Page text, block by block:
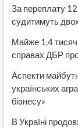
За переплату 12
судитимуть
Майже 1,4 тисяч
справах ДБР
Аспекти
українських
бізнесу»
В Україні